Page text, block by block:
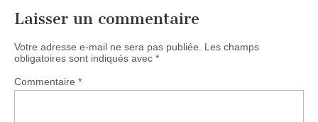
Laisser un commentaire
Votre adresse e-mail ne sera pas publiée.
Les champs
obligatoires sont indiqués avec *
Commentaire *